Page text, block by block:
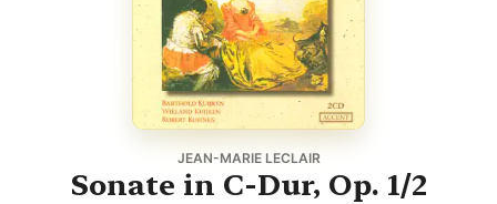
JEAN-MARIE LECLAIR
Sonate in C-Dur, Op. 1/2